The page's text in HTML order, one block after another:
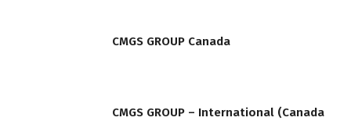
CMGS GROUP Canada
CMGS GROUP – International (Canada